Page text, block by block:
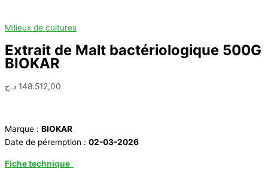
Milieux de cultures
Extrait de Malt bactériologique 500G
BIOKAR
148.512,00 د.ج
Marque : BIOKAR
Date de péremption : 02-03-2026
Fiche technique